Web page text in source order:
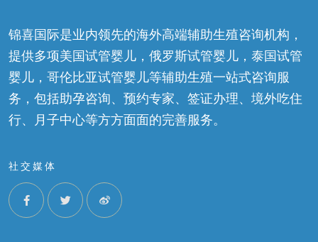
锦喜国际是业内领先的海外高端辅助生殖咨询机构，
提供多项美国试管婴儿，俄罗斯试管婴儿，泰国试管
婴儿，哥伦比亚试管婴儿等辅助生殖一站式咨询服
务，包括助孕咨询、预约专家、签证办理、境外吃住
行、月子中心等方方面面的完善服务。
社交媒体